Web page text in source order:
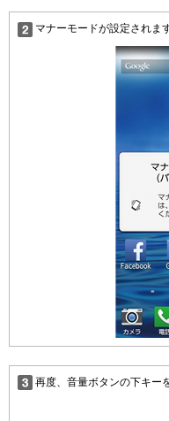
マナーモードが設定されます
再度、音量ボタンの下キー